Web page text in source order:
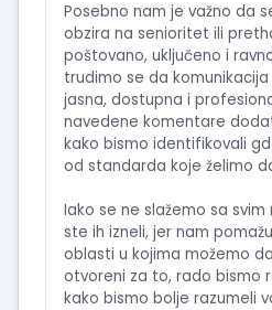
Posebno nam je važno da
obzira na senioritet ili
poštovano, uključeno i
trudimo se da
jasna, dostupna i
navedene komentare
kako bismo identifikovali
od standarda koje želimo
Iako se ne slažemo sa
ste ih izneli, jer nam
oblasti u kojima možemo
otvoreni za to, rado bismo
kako bismo bolje razumeli